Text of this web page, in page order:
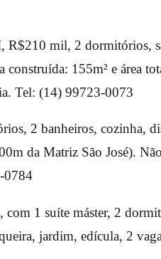
R$210 mil, 2 dormitórios,
construída: 155m² e área
Tel: (14) 99723-0073
2 banheiros, cozinha,
da Matriz São José).
0784
com 1 suíte máster, 2
jardim, edícula, 2